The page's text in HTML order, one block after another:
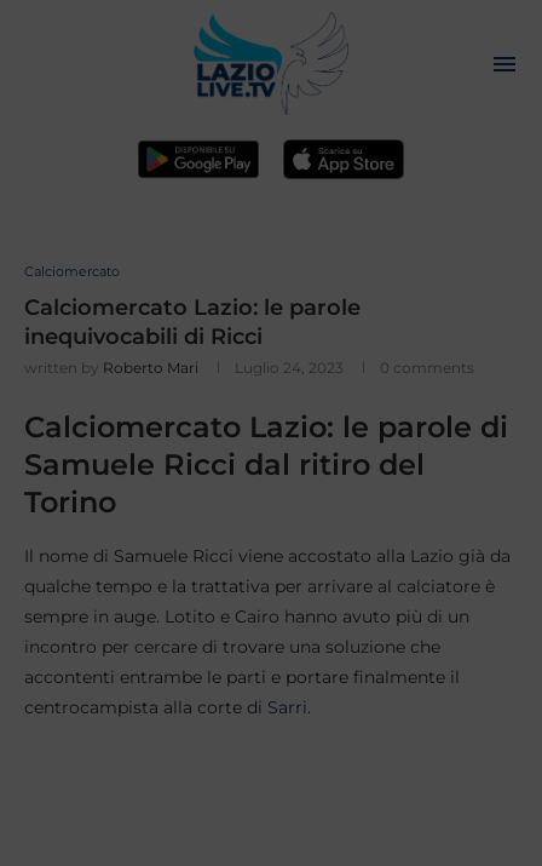
Calciomercato
Calciomercato Lazio: le parole
inequivocabili di Ricci
written by Roberto Mari Luglio 24, 2023 0 comments
Calciomercato Lazio: le parole di
Samuele Ricci dal ritiro del
Torino
Il nome di Samuele Ricci viene accostato alla Lazio già da
qualche tempo e la trattativa per arrivare al calciatore è
sempre in auge. Lotito e Cairo hanno avuto più di un
incontro per cercare di trovare una soluzione che
accontenti entrambe le parti e portare finalmente il
centrocampista alla corte di Sarri.